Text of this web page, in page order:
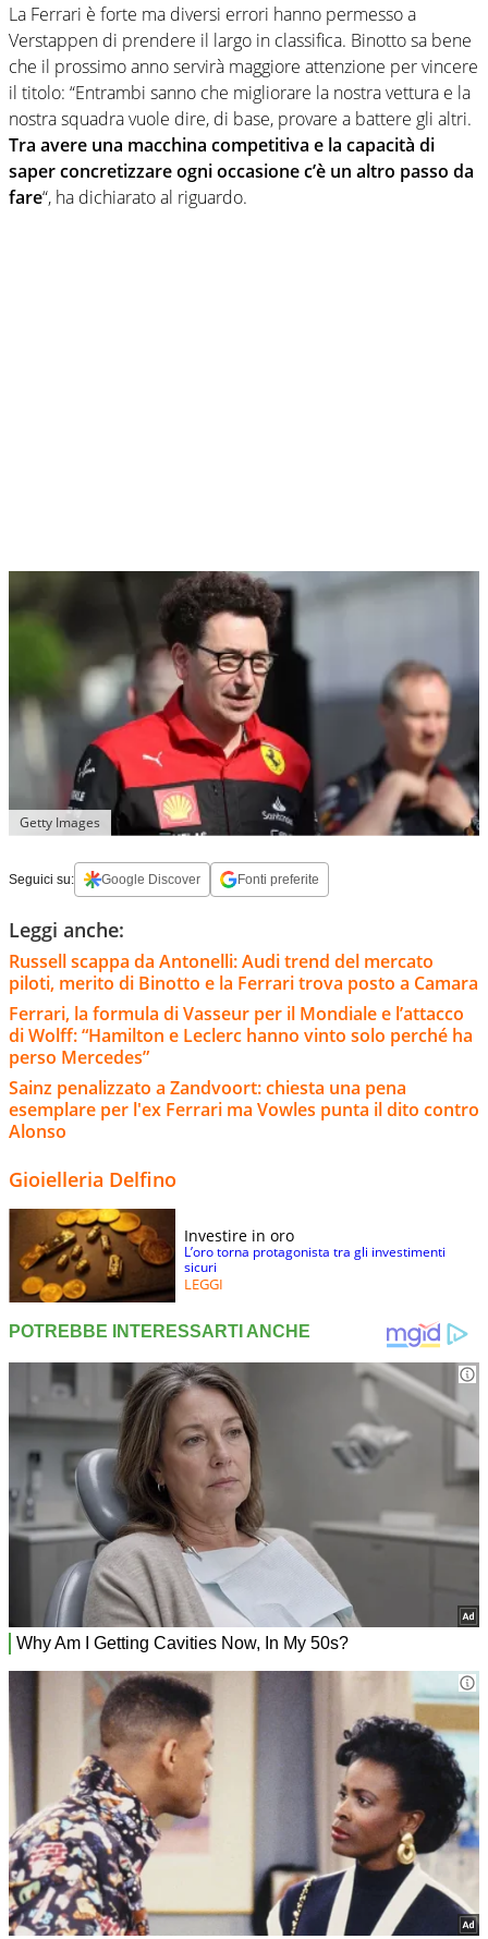
La Ferrari è forte ma diversi errori hanno permesso a
Verstappen di prendere il largo in classifica. Binotto sa bene
che il prossimo anno servirà maggiore attenzione per vincere
il titolo: “Entrambi sanno che migliorare la nostra vettura e la
nostra squadra vuole dire, di base, provare a battere gli altri.
Tra avere una macchina competitiva e la capacità di
saper concretizzare ogni occasione c’è un altro passo da
fare“, ha dichiarato al riguardo.
Getty Images
Seguici su: Google Discover Fonti preferite
Leggi anche:
Russell scappa da Antonelli: Audi trend del mercato
piloti, merito di Binotto e la Ferrari trova posto a Camara
Ferrari, la formula di Vasseur per il Mondiale e l’attacco
di Wolff: “Hamilton e Leclerc hanno vinto solo perché ha
perso Mercedes”
Sainz penalizzato a Zandvoort: chiesta una pena
esemplare per l'ex Ferrari ma Vowles punta il dito contro
Alonso
Gioielleria Delfino
Investire in oro
L’oro torna protagonista tra gli investimenti
sicuri
LEGGI